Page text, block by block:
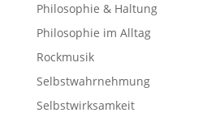
Philosophie & Haltung
Philosophie im Alltag
Rockmusik
Selbstwahrnehmung
Selbstwirksamkeit